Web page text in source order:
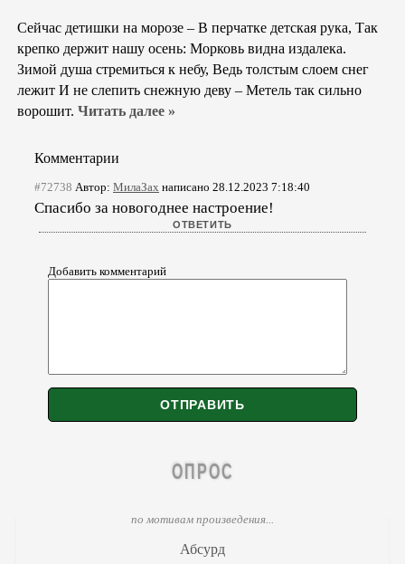
Сейчас детишки на морозе – В перчатке детская рука, Так
крепко держит нашу осень: Морковь видна издалека.
Зимой душа стремиться к небу, Ведь толстым слоем снег
лежит И не слепить снежную деву – Метель так сильно
ворошит. Читать далее »
Комментарии
#72738 Автор: МилаЗах написано 28.12.2023 7:18:40
Спасибо за новогоднее настроение!
Добавить комментарий
ОПРОС
по мотивам произведения...
Абсурд